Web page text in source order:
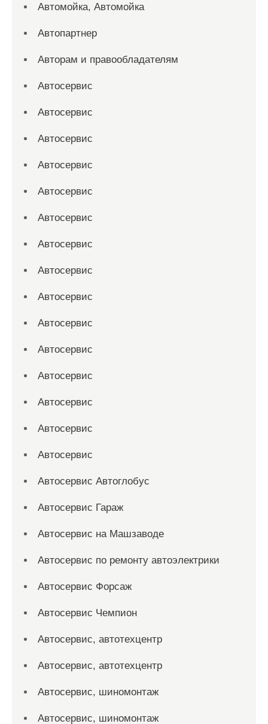
Автомойка, Автомойка
Автопартнер
Авторам и правообладателям
Автосервис
Автосервис
Автосервис
Автосервис
Автосервис
Автосервис
Автосервис
Автосервис
Автосервис
Автосервис
Автосервис
Автосервис
Автосервис
Автосервис
Автосервис
Автосервис Автоглобус
Автосервис Гараж
Автосервис на Машзаводе
Автосервис по ремонту автоэлектрики
Автосервис Форсаж
Автосервис Чемпион
Автосервис, автотехцентр
Автосервис, автотехцентр
Автосервис, шиномонтаж
Автосервис, шиномонтаж